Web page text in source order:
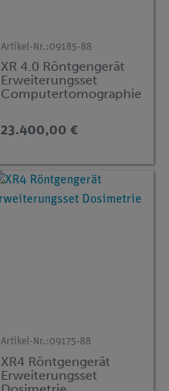
Artikel-Nr.:09185-88
XR 4.0 Röntgengerät
Erweiterungsset
Computertomographie
23.400,00 €
Artikel-Nr.:09175-88
XR4 Röntgengerät
Erweiterungsset